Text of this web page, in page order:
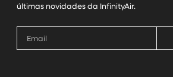
últimas novidades da InfinityAir.